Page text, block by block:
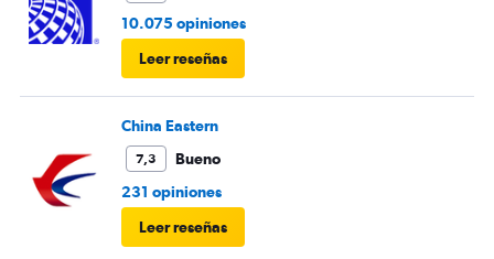
10.075 opiniones
Leer reseñas
China Eastern
7,3
Bueno
231 opiniones
Leer reseñas